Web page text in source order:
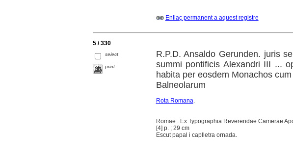
Enllaç permanent a aquest registre
5 / 330
select
print
R.P.D. Ansaldo Gerunden. juris
summi pontificis Alexandri III ...
habita per eosdem Monachos
Balneolarum
Rota Romana.
Romae : Ex Typographia Reverendae Camerae
[4] p. ; 29 cm
Escut papal i caplletra ornada.